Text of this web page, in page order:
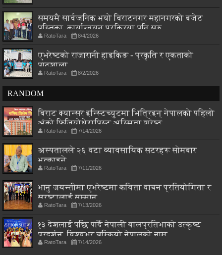
समयमै सार्वजनिक भयो विराटनगर महानगरको बजेट
पुस्तिका, कार्यान्वयन प्रक्रिया पनि सुरु
RatoTara 8/4/2026
एभरेष्टको राजारानी हाइकिङ - प्रकृति र एकताको
पाठशाला
RatoTara 8/2/2026
RANDOM
बिराट क्यान्सर इन्स्टिच्युटमा भित्रिइन् नेपालको पहिलो
अंको फिजियोथेरापिस्ट अस्मिता श्रेष्ठ
RatoTara 7/14/2026
अस्पतालले २६ वटा व्यावसायिक सटरहरू सोमबार
भत्काइने
RatoTara 7/11/2026
भानु जयन्तीमा एभरेष्टमा कविता वाचन प्रतियोगिता र
स्रष्टालाई सम्मान
RatoTara 7/13/2026
१३ देशलाई पछि पार्दै नेपाली बालप्रतिभाको उत्कृष्ट
प्रदर्शन, विश्वभर चम्कियो नेपालको नाम
RatoTara 7/14/2026